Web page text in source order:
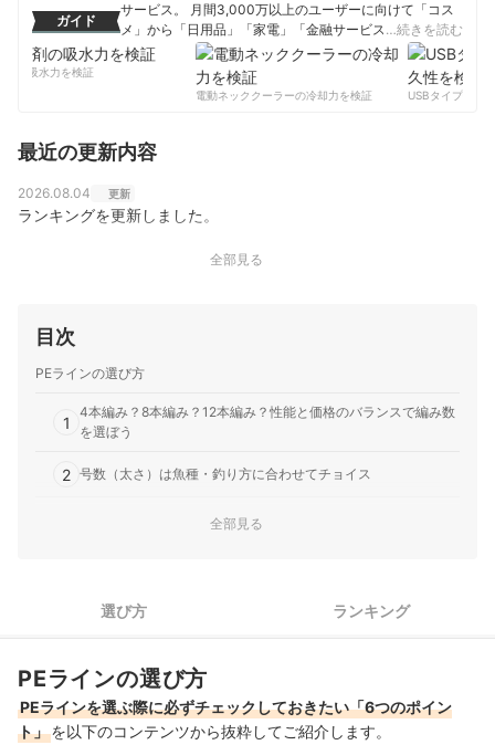
ガイド
サービス。 月間3,000万以上のユーザーに向けて「コス
メ」から「日用品」「家電」「金融サービス」まで、ベ
ストな商品を選んでもらうために、毎日コンテンツを制
コンテンツ制作チームのプロフィール
…続きを読む
の吸水力を検証
電動ネッククーラーの冷却力を検証
USBタイプCケー
最近の更新内容
2026.08.04 更新
ランキングを更新しました。
全部見る
目次
PEラインの選び方
1
4本編み？8本編み？12本編み？性能と価格のバランスで編み数
を選ぼう
2 号数（太さ）は魚種・釣り方に合わせてチョイス
長さは100～300mの4種類が主流。リールにぴったり巻けるも
5 単色？マルチカラー？目的に合わせて色を選択しよう
6 釣糸JAFS基準を守ったメーカーの商品を選ぼう
3号のPEライン全16商品おすすめ人気ランキング
全部見る
選び方 ランキング
PEラインの選び方
PEラインを選ぶ際に必ずチェックしておきたい「6つのポイン
ト」を以下のコンテンツから抜粋してご紹介します。